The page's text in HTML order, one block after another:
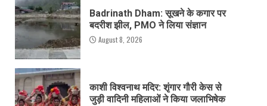
Badrinath Dham: सूखने के कगार पर
बदरीश झील, PMO ने लिया संज्ञान
August 8, 2026
काशी विश्वनाथ मदिर: शृंगार गौरी केस से
जुड़ी वादिनी महिलाओं ने किया जलाभिषेक